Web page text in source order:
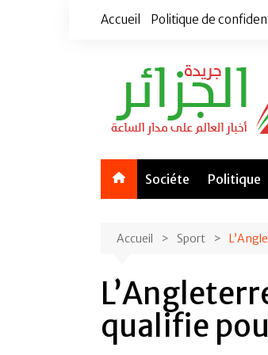
Accueil Politique de
Sociéte Politique
Accueil Sport
qualifie